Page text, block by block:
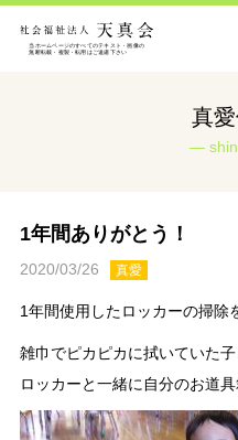
真
1年間ありがとう！
2020/03/26 真愛
1年間使用したロッカーの掃除
雑巾でピカピカに拭いていた子
ロッカーと一緒に自分のお道具